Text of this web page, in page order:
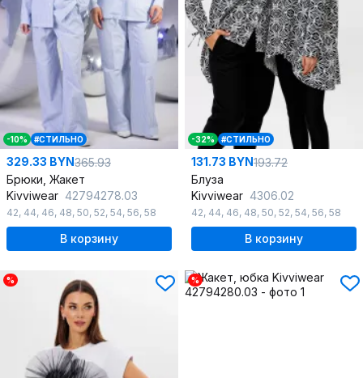
-10% #СТИЛЬНО
329.33 BYN365.93
Брюки, Жакет
Kivviwear 42794278.03
42, 44, 46, 48, 50, 52, 54, 56, 58
В корзину
-32% #СТИЛЬНО
131.73 BYN193.72
Блуза
Kivviwear 4306.02
42, 44, 46, 48, 50, 52, 54, 56, 58
В корзину
% %